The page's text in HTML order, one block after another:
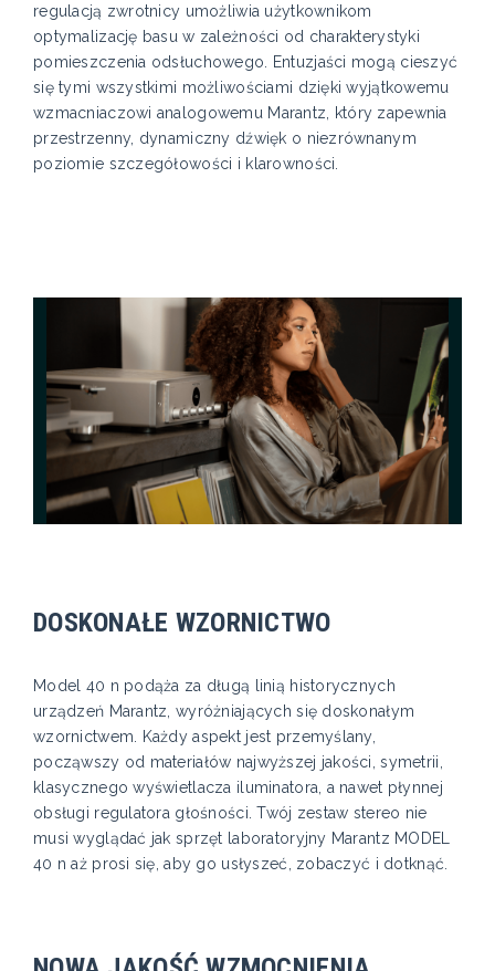
regulacją zwrotnicy umożliwia użytkownikom
optymalizację basu w zależności od charakterystyki
pomieszczenia odsłuchowego. Entuzjaści mogą cieszyć
się tymi wszystkimi możliwościami dzięki wyjątkowemu
wzmacniaczowi analogowemu Marantz, który zapewnia
przestrzenny, dynamiczny dźwięk o niezrównanym
poziomie szczegółowości i klarowności.
DOSKONAŁE WZORNICTWO
Model 40 n podąża za długą linią historycznych
urządzeń Marantz, wyróżniających się doskonałym
wzornictwem. Każdy aspekt jest przemyślany,
począwszy od materiałów najwyższej jakości, symetrii,
klasycznego wyświetlacza iluminatora, a nawet płynnej
obsługi regulatora głośności. Twój zestaw stereo nie
musi wyglądać jak sprzęt laboratoryjny Marantz MODEL
40 n aż prosi się, aby go usłyszeć, zobaczyć i dotknąć.